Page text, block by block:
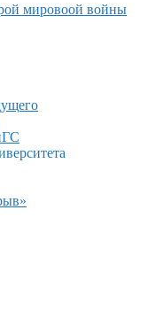
мировоой войны